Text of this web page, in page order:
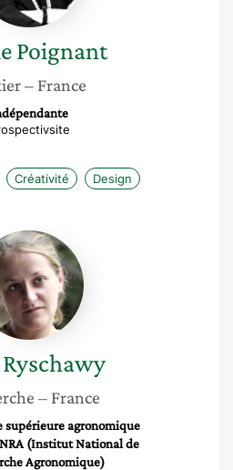
Poignant
– France
Créativité Design
Julie
Ryschawy
Ryschawy
– France
supérieure agronomique
(Institut National de
Agronomique)